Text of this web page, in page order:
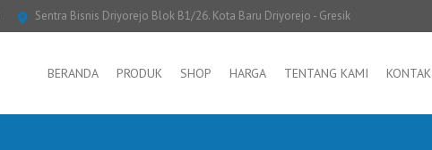
Sentra Bisnis Driyorejo Blok B1/26. Kota Baru Driyorejo - Gresik
BERANDA PRODUK SHOP HARGA TENTANG KAMI KONTAK